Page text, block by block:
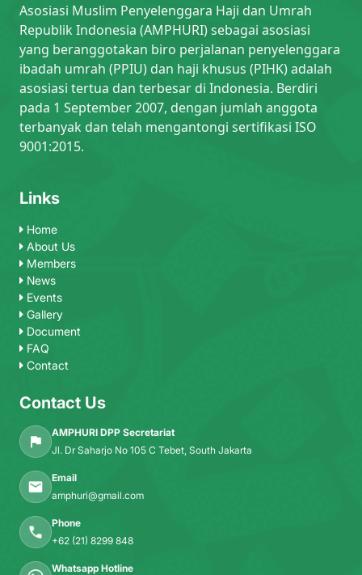
Asosiasi Muslim Penyelenggara Haji dan Umrah
Republik Indonesia (AMPHURI) sebagai asosiasi
yang beranggotakan biro perjalanan penyelenggara
ibadah umrah (PPIU) dan haji khusus (PIHK) adalah
asosiasi tertua dan terbesar di Indonesia. Berdiri
pada 1 September 2007, dengan jumlah anggota
terbanyak dan telah mengantongi sertifikasi ISO
9001:2015.
Links
Home
About Us
Members
News
Events
Gallery
Document
FAQ
Contact
Contact Us
AMPHURI DPP Secretariat
Jl. Dr Saharjo No 105 C Tebet, South Jakarta
Email
amphuri@gmail.com
Phone
+62 (21) 8299 848
Whatsapp Hotline